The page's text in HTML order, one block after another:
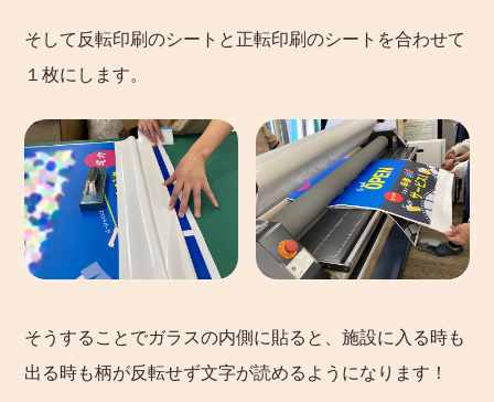
そして反転印刷のシートと正転印刷のシートを合わせて
１枚にします。
そうすることでガラスの内側に貼ると、施設に入る時も
出る時も柄が反転せず文字が読めるようになります！